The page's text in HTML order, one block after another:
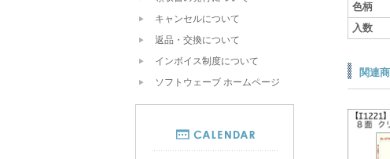
色柄
入数
関連
キャンセルについて
返品・交換について
インボイス制度について
ソフトウェーブ ホームページ